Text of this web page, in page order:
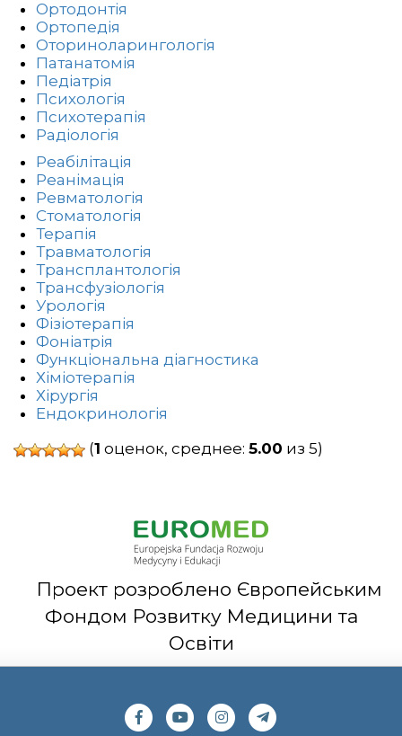
Ортодонтія
Ортопедія
Оториноларингологія
Патанатомія
Педіатрія
Психологія
Психотерапія
Радіологія
Реабілітація
Реанімація
Ревматологія
Стоматологія
Терапія
Травматологія
Трансплантологія
Трансфузіологія
Урологія
Фізіотерапія
Фоніатрія
Функціональна діагностика
Хіміотерапія
Хірургія
Ендокринологія
(1 оценок, среднее: 5.00 из 5)
Проект розроблено Європейським
Фондом Розвитку Медицини та
Освіти